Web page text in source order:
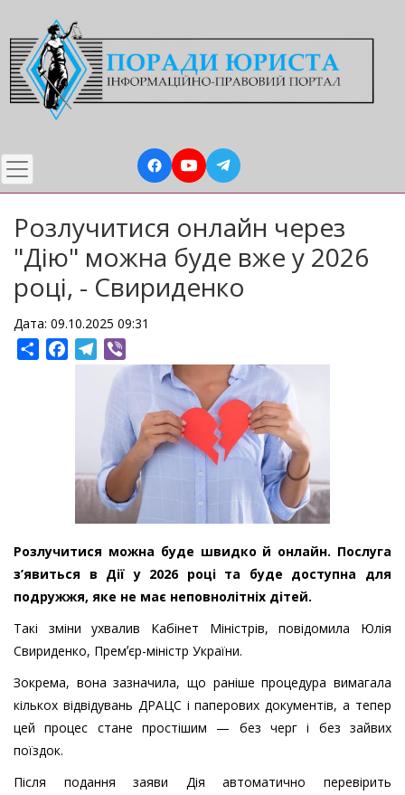
до
основного
вмісту
Розлучитися онлайн через
"Дію" можна буде вже у 2026
році, - Свириденко
Дата: 09.10.2025 09:31
ShareFacebookTelegram
Розлучитися можна буде швидко й онлайн. Послуга
з’явиться в Дії у 2026 році та буде доступна для
подружжя, яке не має неповнолітніх дітей.
Такі зміни ухвалив Кабінет Міністрів, повідомила Юлія
Свириденко, Премʼєр-міністр України.
Зокрема, вона зазначила, що раніше процедура вимагала
кількох відвідувань ДРАЦС і паперових документів, а тепер
цей процес стане простішим — без черг і без зайвих
поїздок.
Після подання заяви Дія автоматично перевірить